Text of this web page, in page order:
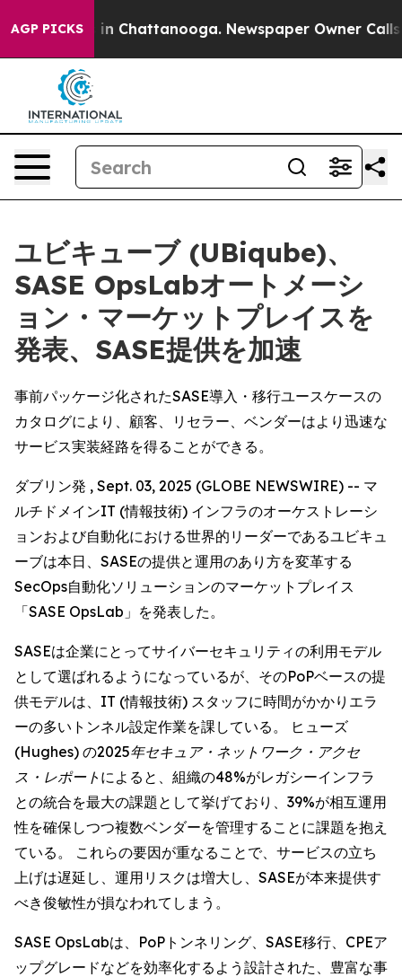
AGP PICKS
Chaos in Chattanooga. Newspaper Owner Calls
ユビキューブ (UBiqube)、
SASE OpsLabオートメーシ
ョン・マーケットプレイスを
発表、SASE提供を加速
事前パッケージ化されたSASE導入・移行ユースケースの
カタログにより、顧客、リセラー、ベンダーはより迅速な
サービス実装経路を得ることができる。
ダブリン発 , Sept. 03, 2025 (GLOBE NEWSWIRE) -- マ
ルチドメインIT (情報技術) インフラのオーケストレーシ
ョンおよび自動化における世界的リーダーであるユビキュ
ーブは本日、SASEの提供と運用のあり方を変革する
SecOps自動化ソリューションのマーケットプレイス
「SASE OpsLab」を発表した。
SASEは企業にとってサイバーセキュリティの利用モデル
として選ばれるようになっているが、そのPoPベースの提
供モデルは、IT (情報技術) スタッフに時間がかかりエラ
ーの多いトンネル設定作業を課している。 ヒューズ
(Hughes) の2025年セキュア・ネットワーク・アクセ
ス・レポート によると、組織の48%がレガシーインフラ
との統合を最大の課題として挙げており、39%が相互運用
性を確保しつつ複数ベンダーを管理することに課題を抱え
ている。 これらの要因が重なることで、サービスの立ち
上げは遅延し、運用リスクは増大し、SASEが本来提供す
べき俊敏性が損なわれてしまう。
SASE OpsLabは、PoPトンネリング、SASE移行、CPEア
ップグレードなどを効率化するよう設計された、豊富な事